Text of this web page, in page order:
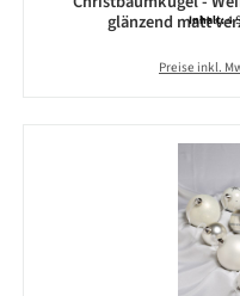
glänzend matt
Inhalt:4
Preise inkl.